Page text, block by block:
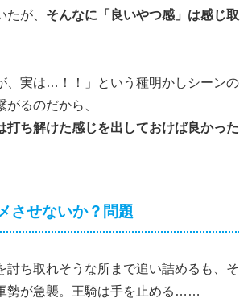
が、 そんなに「良いやつ感」は感じ取
、実は…！！」という種明かしシーンの
がるのだから、
打ち解けた感じを出しておけば良かった
させないか？問題
討ち取れそうな所まで追い詰めるも、そ
勢が急襲。王騎は手を止める……